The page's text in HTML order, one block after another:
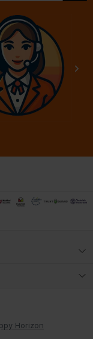
automatisch
Horizon